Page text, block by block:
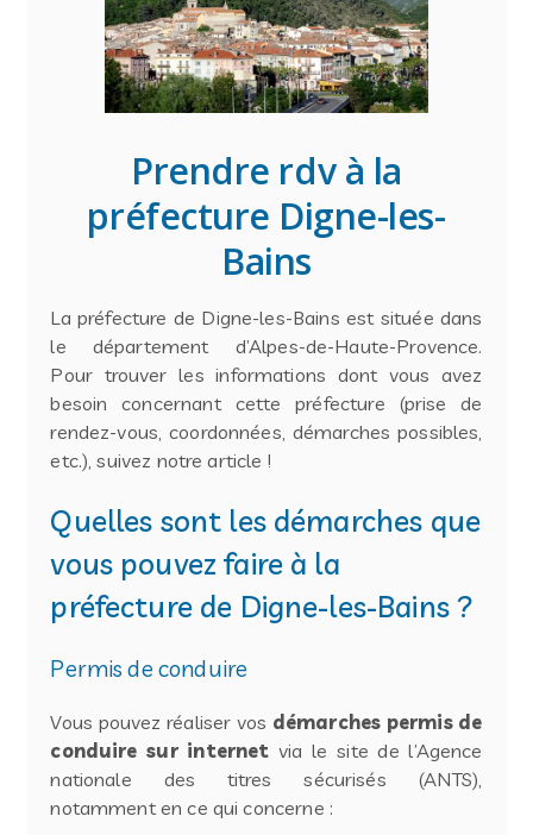
Prendre rdv à la
préfecture Digne-les-
Bains
La préfecture de Digne-les-Bains est située dans
le département d’Alpes-de-Haute-Provence.
Pour trouver les informations dont vous avez
besoin concernant cette préfecture (prise de
rendez-vous, coordonnées, démarches possibles,
etc.), suivez notre article !
Quelles sont les démarches que
vous pouvez faire à la
préfecture de Digne-les-Bains ?
Permis de conduire
Vous pouvez réaliser vos démarches permis de
conduire sur internet via le site de l’Agence
nationale des titres sécurisés (ANTS),
notamment en ce qui concerne :